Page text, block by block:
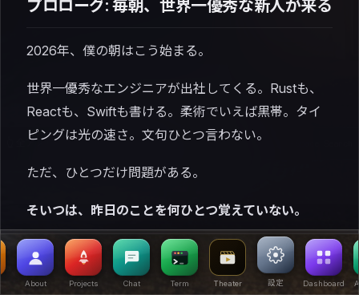
プロローグ: 毎朝、世界一優秀な新人が来る
2026年、僕の朝はこう始まる。
世界一優秀なエンジニアが出社してくる。Rustも、
Reactも、Swiftも書ける。柔術でいえば黒帯。タイ
ピングは光の速さ。文句ひとつ言わない。
ただ、ひとつだけ問題がある。
そいつは、昨日のことを何ひとつ覚えていない。
「あの認証のバグ、昨日直したよね?」→「どのバグ
ですか?」 「うちのデプロイは git push だけ。fly
👆 全アプリは Launchpad に | ⌘1 Blog ⌘2 About ⌘3 Projects ⌘Space Search
About Projects Chat Term Theater 設定 Dashboard